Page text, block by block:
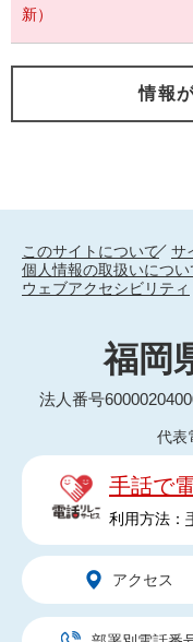
新）
情報
このサイトについて
サ
個人情報の取扱いについ
ウェブアクセシビリティ
福岡
法人番号
代表
手話で
利用方法：
アクセス